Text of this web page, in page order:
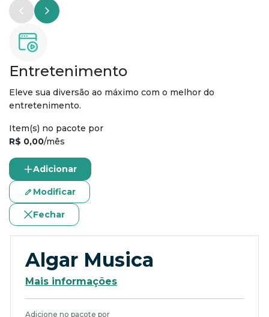
Entretenimento
Eleve sua diversão ao máximo com o melhor do
entretenimento.
Item(s) no pacote por
R$ 0,00/mês
Adicionar
Modificar
Fechar
Algar Musica
Mais informações
Adicione no pacote por